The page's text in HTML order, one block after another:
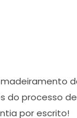
do processo
por escrito!